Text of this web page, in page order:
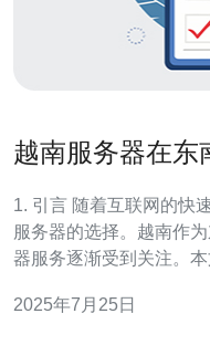
越南服务器在东
1. 引言 随着互联网的快速发展，越来越多的企业开始关注
服务器的选择。越南作
器服务逐渐受到关注。
服务器的市场现状 越南的服务器市场正逐步成熟，主要有
2025年7月25日